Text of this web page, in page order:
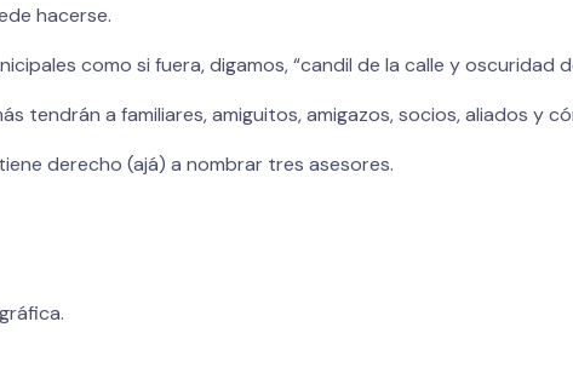
hacerse.
como si fuera, digamos, “candil de la calle y oscuridad
tendrán a familiares, amiguitos, amigazos, socios, aliados y
derecho (ajá) a nombrar tres asesores.